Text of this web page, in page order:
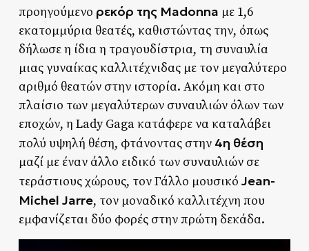
προηγούμενο ρεκόρ της Madonna με 1,6
εκατομμύρια θεατές, καθιστώντας την, όπως
δήλωσε η ίδια η τραγουδίστρια, τη συναυλία
μιας γυναίκας καλλιτέχνιδας με τον μεγαλύτερο
αριθμό θεατών στην ιστορία. Ακόμη και στο
πλαίσιο των μεγαλύτερων συναυλιών όλων των
εποχών, η Lady Gaga κατάφερε να καταλάβει
πολύ υψηλή θέση, φτάνοντας στην 4η θέση
μαζί με έναν άλλο ειδικό των συναυλιών σε
τεράστιους χώρους, τον Γάλλο μουσικό Jean-
Michel Jarre, τον μοναδικό καλλιτέχνη που
εμφανίζεται δύο φορές στην πρώτη δεκάδα.